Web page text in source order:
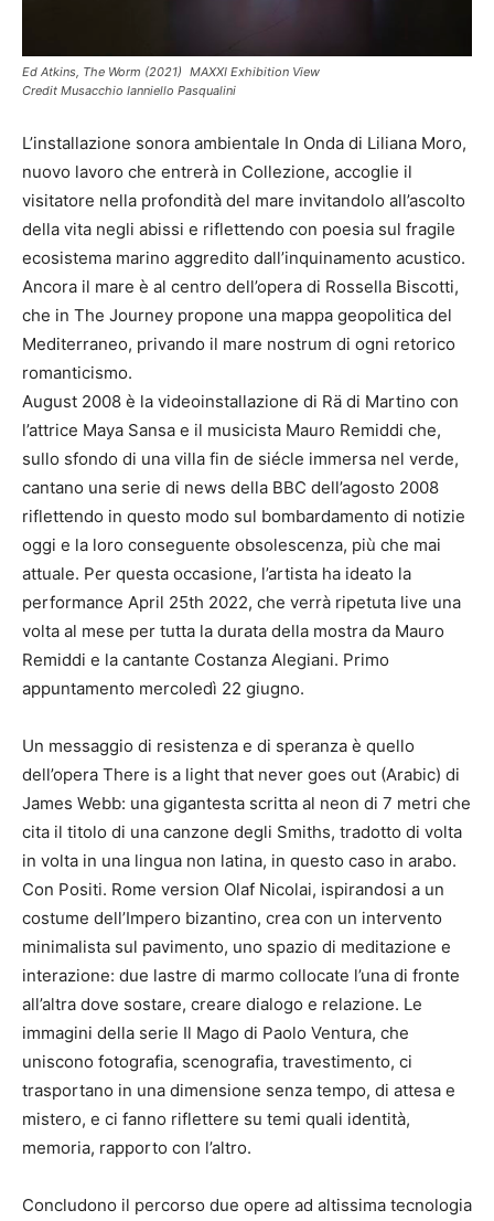
Ed Atkins, The Worm (2021) MAXXI Exhibition View
Credit Musacchio Ianniello Pasqualini
L’installazione sonora ambientale In Onda di Liliana Moro,
nuovo lavoro che entrerà in Collezione, accoglie il
visitatore nella profondità del mare invitandolo all’ascolto
della vita negli abissi e riflettendo con poesia sul fragile
ecosistema marino aggredito dall’inquinamento acustico.
Ancora il mare è al centro dell’opera di Rossella Biscotti,
che in The Journey propone una mappa geopolitica del
Mediterraneo, privando il mare nostrum di ogni retorico
romanticismo.
August 2008 è la videoinstallazione di Rä di Martino con
l’attrice Maya Sansa e il musicista Mauro Remiddi che,
sullo sfondo di una villa fin de siécle immersa nel verde,
cantano una serie di news della BBC dell’agosto 2008
riflettendo in questo modo sul bombardamento di notizie
oggi e la loro conseguente obsolescenza, più che mai
attuale. Per questa occasione, l’artista ha ideato la
performance April 25th 2022, che verrà ripetuta live una
volta al mese per tutta la durata della mostra da Mauro
Remiddi e la cantante Costanza Alegiani. Primo
appuntamento mercoledì 22 giugno.
Un messaggio di resistenza e di speranza è quello
dell’opera There is a light that never goes out (Arabic) di
James Webb: una gigantesta scritta al neon di 7 metri che
cita il titolo di una canzone degli Smiths, tradotto di volta
in volta in una lingua non latina, in questo caso in arabo.
Con Positi. Rome version Olaf Nicolai, ispirandosi a un
costume dell’Impero bizantino, crea con un intervento
minimalista sul pavimento, uno spazio di meditazione e
interazione: due lastre di marmo collocate l’una di fronte
all’altra dove sostare, creare dialogo e relazione. Le
immagini della serie Il Mago di Paolo Ventura, che
uniscono fotografia, scenografia, travestimento, ci
trasportano in una dimensione senza tempo, di attesa e
mistero, e ci fanno riflettere su temi quali identità,
memoria, rapporto con l’altro.
Concludono il percorso due opere ad altissima tecnologia